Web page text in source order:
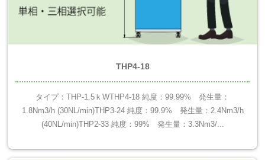
THP4-18
タイプ：THP-1.5ｋWTHP4-18 純度：99.99% 発生量：
1.8Nm3/h (30NL/min)THP3-24 純度：99.9% 発生量：2.4Nm3/h
(40NL/min)THP2-33 純度：99% 発生量：3.3Nm3/...